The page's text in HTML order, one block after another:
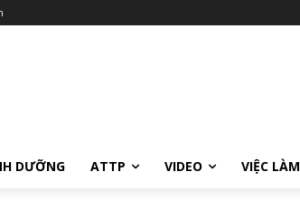
DƯỠNG ATTP VIDEO VIỆC LÀM